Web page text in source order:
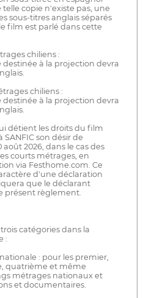
telle copie n'existe pas, une
sous-titres anglais séparés
film est parlé dans cette
chiliens :
à la projection devra
chiliens :
à la projection devra
détient les droits du film
son désir de
2026, dans le cas des
courts métrages, en
via Festhome.com. Ce
d'une déclaration
que le déclarant
présent règlement.
trois catégories dans la
:
: pour les premier,
quatrième et même
métrages nationaux et
et documentaires.